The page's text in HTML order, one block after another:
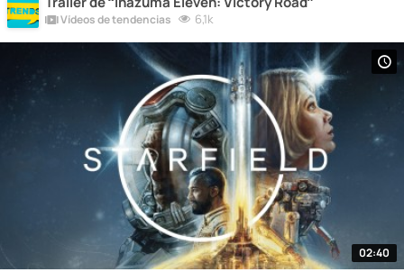
Vídeos de tendencias 6,1k
02:40